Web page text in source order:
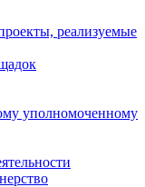
реализуемые
уполномоченному